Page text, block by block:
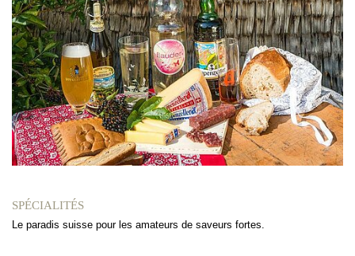
SPÉCIALITÉS
Le paradis suisse pour les amateurs de saveurs fortes.